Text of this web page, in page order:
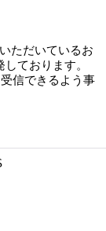
ただいているお
ております。
信できるよう事